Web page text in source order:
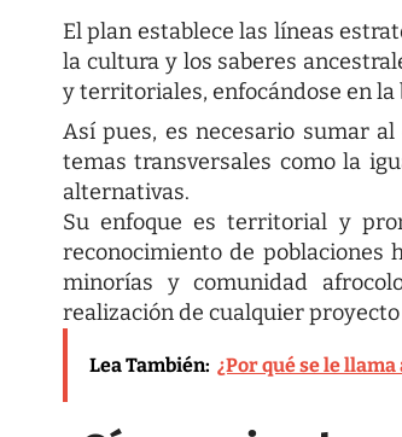
El plan establece las líneas
la cultura y los saberes
y territoriales, enfocándose en
Así pues, es necesario sumar
temas transversales como la
alternativas.
Su enfoque es territorial y
reconocimiento de poblaciones
minorías y comunidad
realización de cualquier
Lea También: ¿Por qué se le llama